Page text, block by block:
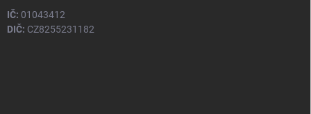
IČ: 01043412
DIČ: CZ8255231182